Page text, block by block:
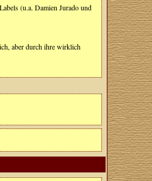
(u.a. Damien Jurado und
aber durch ihre wirklich